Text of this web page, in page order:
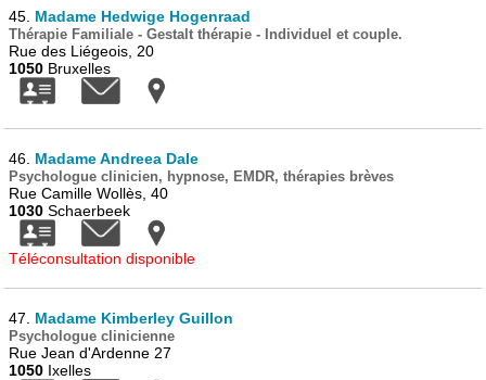
45. Madame Hedwige Hogenraad
Thérapie Familiale - Gestalt thérapie - Individuel et couple.
Rue des Liégeois, 20
1050 Bruxelles
46. Madame Andreea Dale
Psychologue clinicien, hypnose, EMDR, thérapies brèves
Rue Camille Wollès, 40
1030 Schaerbeek
Téléconsultation disponible
47. Madame Kimberley Guillon
Psychologue clinicienne
Rue Jean d'Ardenne 27
1050 Ixelles